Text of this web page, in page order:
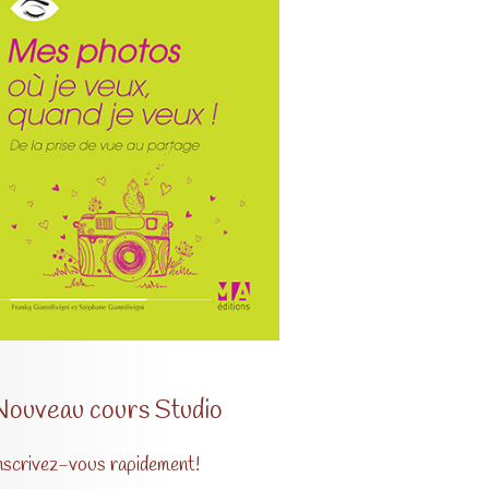
cours Studio
vous rapidement!